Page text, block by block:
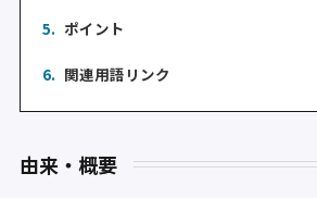
5. ポイント
6. 関連用語リンク
由来・概要